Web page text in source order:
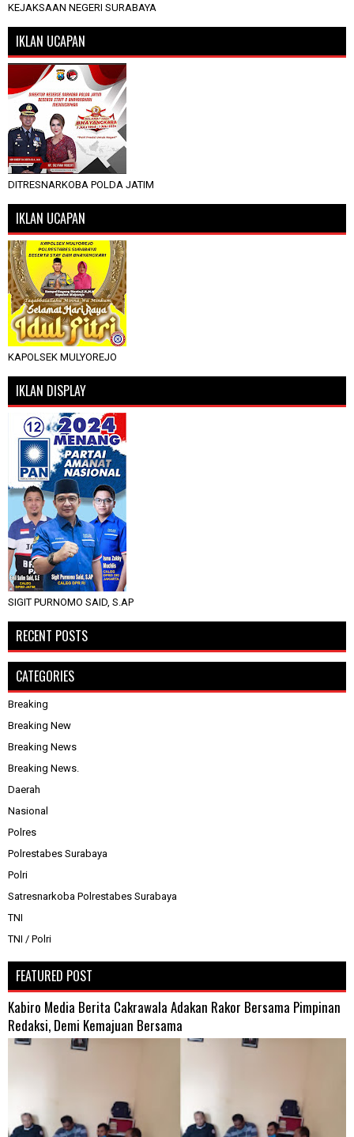
KEJAKSAAN NEGERI SURABAYA
IKLAN UCAPAN
DITRESNARKOBA POLDA JATIM
IKLAN UCAPAN
KAPOLSEK MULYOREJO
IKLAN DISPLAY
SIGIT PURNOMO SAID, S.AP
RECENT POSTS
CATEGORIES
Breaking
Breaking New
Breaking News
Breaking News.
Daerah
Nasional
Polres
Polrestabes Surabaya
Polri
Satresnarkoba Polrestabes Surabaya
TNI
TNI / Polri
FEATURED POST
Kabiro Media Berita Cakrawala Adakan Rakor Bersama Pimpinan
Redaksi, Demi Kemajuan Bersama